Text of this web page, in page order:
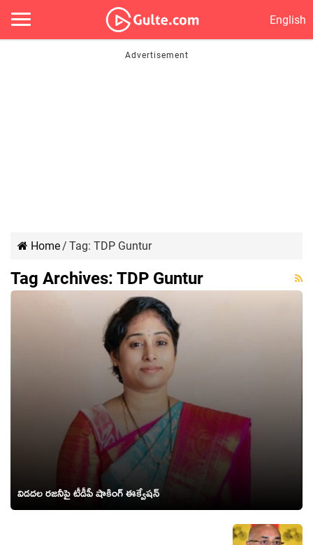
English
Home/ Tag: TDP Guntur
Tag Archives: TDP Guntur
విడ‌ద‌ల ర‌జ‌నీపై టీడీపీ షాకింగ్ ఈక్వేష‌న్‌